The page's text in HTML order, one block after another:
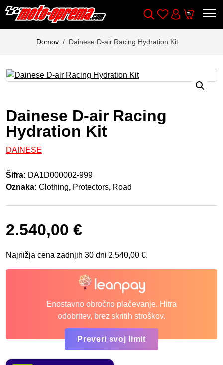
Wishlist
Cart
Domov Dainese D-air Racing Hydration Kit
Dainese D-air Racing
Hydration Kit
DAINESE
Šifra: DA1D000002-999
Oznaka: Clothing, Protectors, Road
2.540,00 €
Najnižja cena zadnjih 30 dni 2.540,00 €.
Enostavno obročno plačevanje. Hitra
odobritev, brez skritih stroškov.
Preveri svoj limit